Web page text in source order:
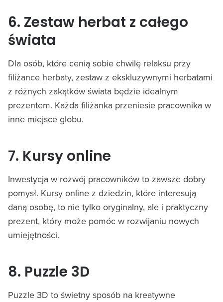
6. Zestaw herbat z całego
świata
Dla osób, które cenią sobie chwilę relaksu przy
filiżance herbaty, zestaw z ekskluzywnymi herbatami
z różnych zakątków świata będzie idealnym
prezentem. Każda filiżanka przeniesie pracownika w
inne miejsce globu.
7. Kursy online
Inwestycja w rozwój pracowników to zawsze dobry
pomysł. Kursy online z dziedzin, które interesują
daną osobę, to nie tylko oryginalny, ale i praktyczny
prezent, który może pomóc w rozwijaniu nowych
umiejętności.
8. Puzzle 3D
Puzzle 3D to świetny sposób na kreatywne